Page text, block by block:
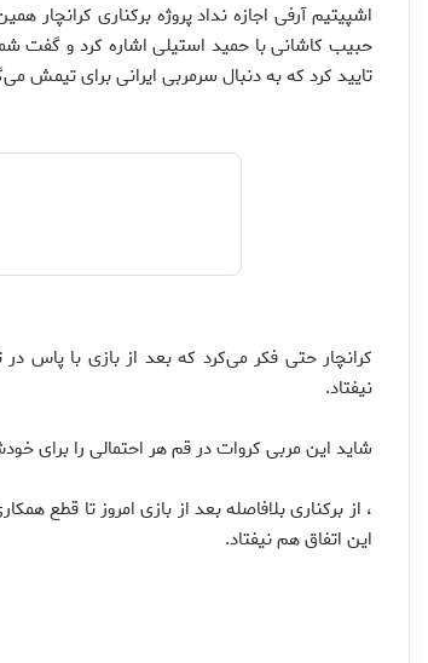
حبیب کاشانی با حمید استیلی اشاره کرد و گفت
تایید کرد که به دنبال سرمربی ایرانی برای تیمش
کرانچار حتی فکر می‌کرد که بعد از بازی با پاس در
نیفتاد.
شاید این مربی کروات در قم هر احتمالی را برای
، از برکناری بلافاصله بعد از بازی امروز تا قطع
این اتفاق هم نیفتاد.